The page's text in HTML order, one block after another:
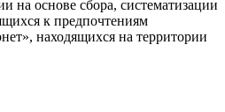
на основе сбора, систематизации
к предпочтениям
находящихся на территории